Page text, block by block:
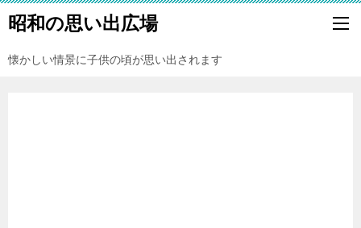
昭和の思い出広場
懐かしい情景に子供の頃が思い出されます